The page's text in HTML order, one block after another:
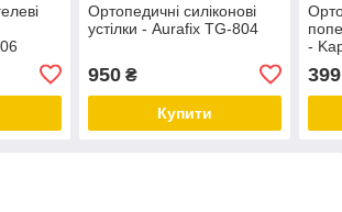
Ортопедичні силіконові
устілки - Aurafix TG-804
950₴
Купити
-
399